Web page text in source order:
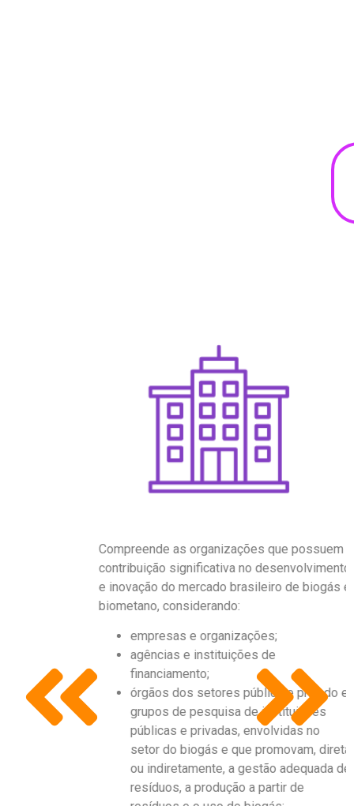
Compreende as organizações que possuem
contribuição significativa no desenvolvimento
e inovação do mercado brasileiro de biogás e
biometano, considerando:
empresas e organizações;
agências e instituições de
financiamento;
órgãos dos setores público e privado e
grupos de pesquisa de instituições
públicas e privadas, envolvidas no
setor do biogás e que promovam, direta
ou indiretamente, a gestão adequada de
resíduos, a produção a partir de